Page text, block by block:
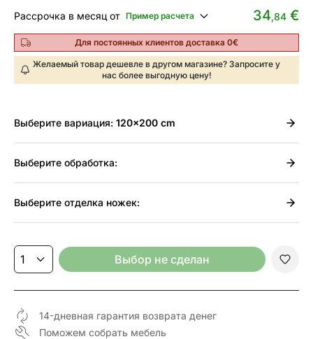
Рассрочка в месяц от Пример расчета 34,84 €
Для постоянных клиентов доставка 0€
Желаемый товар дешевле в другом магазине? Запросите у
нас более выгодную цену!
Выберите вариация: 120x200 cm
Выберите обработка:
Выберите отделка ножек:
Выбор не сделан
14-дневная гарантия возврата денег
Поможем собрать мебель